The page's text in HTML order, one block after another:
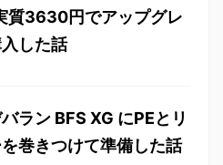
質3630円でアップグレ
した話
ラン BFS XG にPEとリ
巻きつけて準備した話